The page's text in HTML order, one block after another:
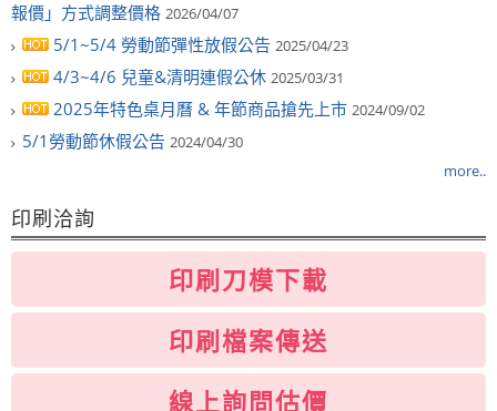
報價」方式調整價格 2026/04/07
5/1~5/4 勞動節彈性放假公告 2025/04/23
4/3~4/6 兒童&清明連假公休 2025/03/31
2025年特色桌月曆 & 年節商品搶先上市 2024/09/02
5/1勞動節休假公告 2024/04/30
more..
印刷洽詢
印刷刀模下載
印刷檔案傳送
線上詢問估價